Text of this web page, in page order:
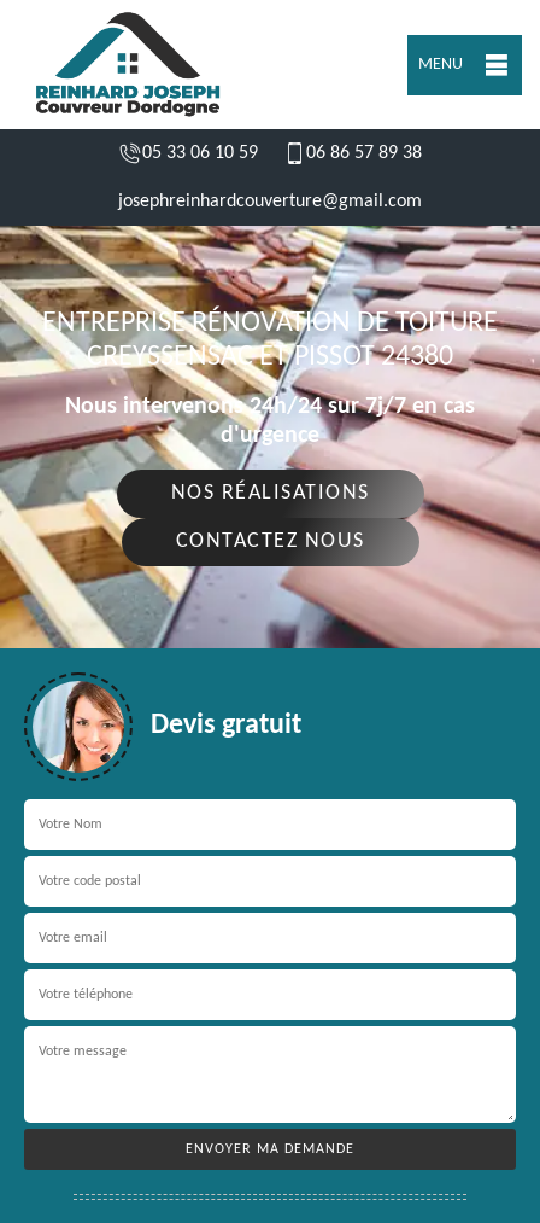
MENU
05 33 06 10 59 06 86 57 89 38
josephreinhardcouverture@gmail.com
ENTREPRISE RÉNOVATION DE TOITURE
CREYSSENSAC ET PISSOT 24380
Nous intervenons 24h/24 sur 7j/7 en cas
d'urgence
NOS RÉALISATIONS
CONTACTEZ NOUS
Devis gratuit